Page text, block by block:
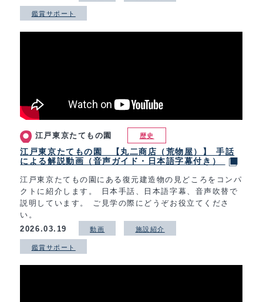
鑑賞サポート
江戸東京たてもの園 歴史
江戸東京たてもの園 【丸二商店（荒物屋）】 手話
による解説動画（音声ガイド・日本語字幕付き）
江戸東京たてもの園にある復元建造物の見どころをコンパ
クトに紹介します。 日本手話、日本語字幕、音声吹替で
説明しています。 ご見学の際にどうぞお役立てくださ
い。
2026.03.19
動画 施設紹介
鑑賞サポート